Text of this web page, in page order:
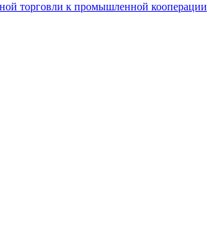
торговли к промышленной кооперации